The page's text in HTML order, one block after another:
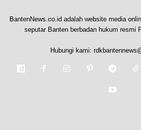
BantenNews.co.id adalah website media
seputar Banten berbadan hukum resmi
Hubungi kami: